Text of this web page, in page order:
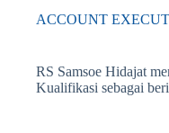
ACCOUNT
RS Samsoe Hidajat
Kualifikasi sebagai